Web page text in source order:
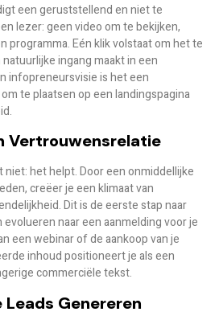
een geruststellend en niet te
lezer: geen video om te bekijken,
programma. Eén klik volstaat om het te
natuurlijke ingangmaakt in een
infopreneursvisie is het een
om te plaatsen op een landingspagina
Vertrouwensrelatie
niet: het helpt. Door eenonmiddellijke
creëer je een klimaat van
Dit is de eerste stap naar
naar een aanmelding voor je
een webinar of de aankoop van je
inhoud positioneert je als een
commerciële tekst.
Genereren